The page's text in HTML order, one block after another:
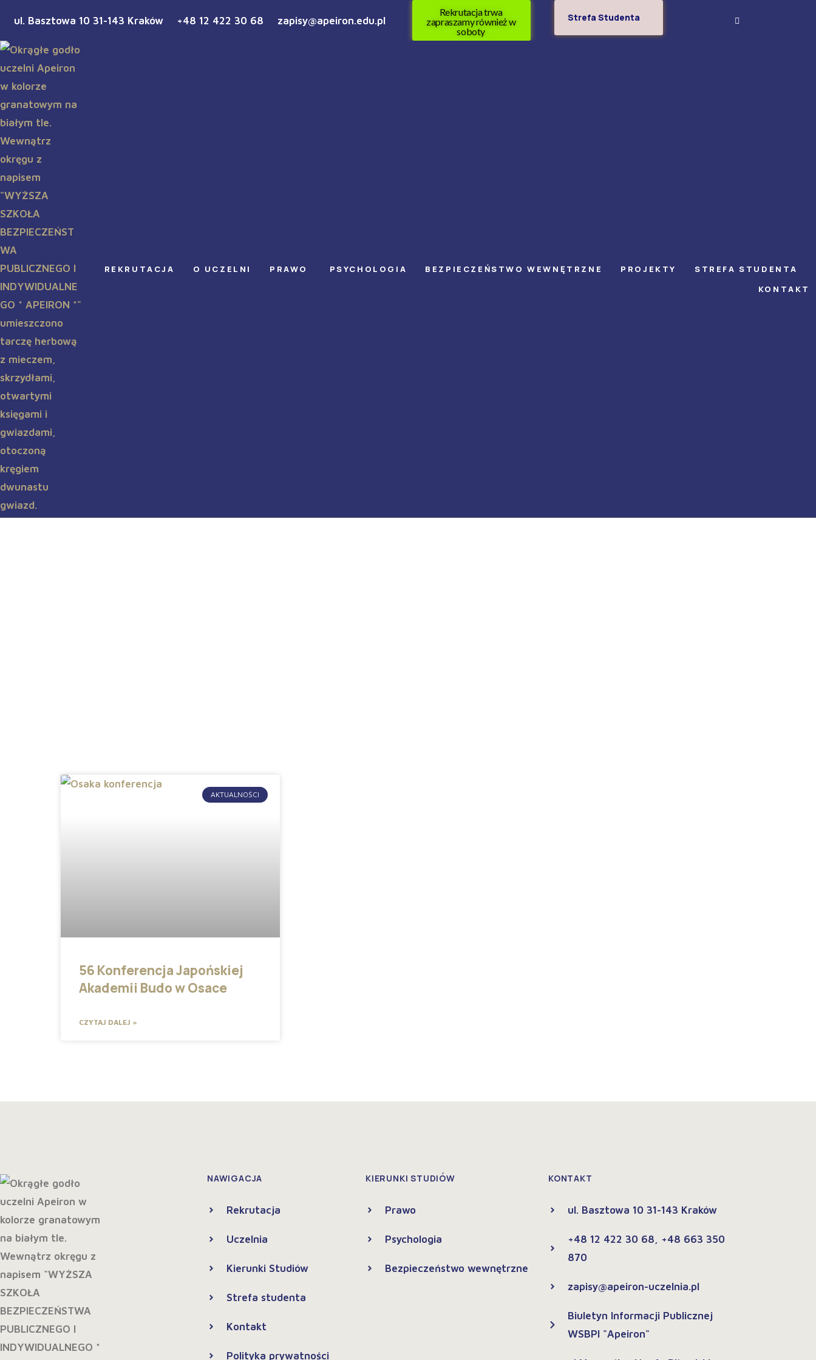
ul. Basztowa 10 31-143 Kraków +48 12 422 30 68 zapisy@apeiron.edu.pl
Rekrutacja trwa
zapraszamy również w
soboty
Strefa Studenta
REKRUTACJA O UCZELNI PRAWO PSYCHOLOGIA BEZPIECZEŃSTWO WEWNĘTRZNE PROJEKTY
STREFA STUDENTA
KONTAKT
AKTUALNOŚCI
56 Konferencja Japońskiej
Akademii Budo w Osace
CZYTAJ DALEJ »
NAWIGACJA
Rekrutacja
Uczelnia
Kierunki Studiów
Strefa studenta
Kontakt
Polityka prywatności
KIERUNKI STUDIÓW
Prawo
Psychologia
Bezpieczeństwo wewnętrzne
KONTAKT
ul. Basztowa 10 31-143 Kraków
+48 12 422 30 68, +48 663 350
870
zapisy@apeiron-uczelnia.pl
Biuletyn Informacji Publicznej
WSBPI "Apeiron"